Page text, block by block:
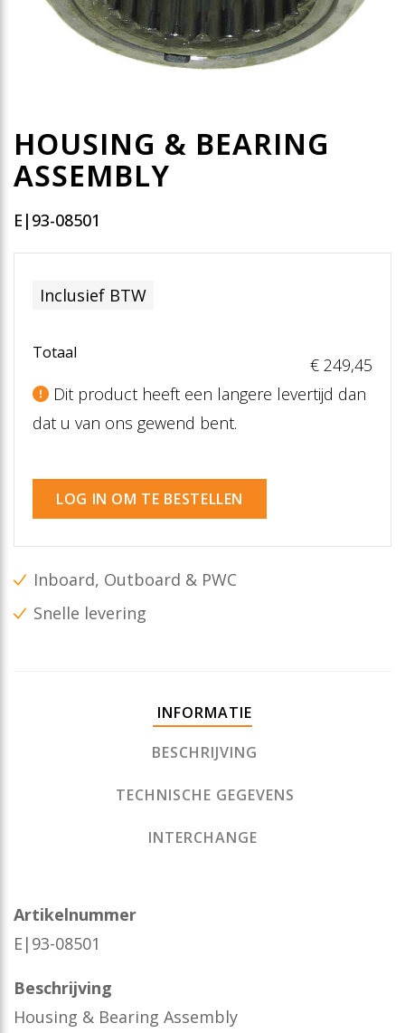
HOUSING & BEARING
ASSEMBLY
E|93-08501
Inclusief BTW
Totaal
€ 249,45
Dit product heeft een langere levertijd dan
dat u van ons gewend bent.
LOG IN OM TE BESTELLEN
Inboard, Outboard & PWC
Snelle levering
INFORMATIE
BESCHRIJVING
TECHNISCHE GEGEVENS
INTERCHANGE
Artikelnummer
E|93-08501
Beschrijving
Housing & Bearing Assembly